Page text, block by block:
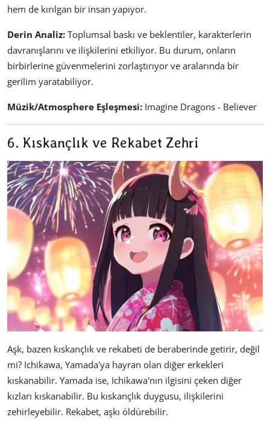
hem de kırılgan bir insan yapıyor.
Derin Analiz: Toplumsal baskı ve beklentiler, karakterlerin
davranışlarını ve ilişkilerini etkiliyor. Bu durum, onların
birbirlerine güvenmelerini zorlaştırıyor ve aralarında bir
gerilim yaratabiliyor.
Müzik/Atmosphere Eşleşmesi: Imagine Dragons - Believer
6. Kıskançlık ve Rekabet Zehri
Aşk, bazen kıskançlık ve rekabeti de beraberinde getirir, değil
mi? Ichikawa, Yamada'ya hayran olan diğer erkekleri
kıskanabilir. Yamada ise, Ichikawa'nın ilgisini çeken diğer
kızları kıskanabilir. Bu kıskançlık duygusu, ilişkilerini
zehirleyebilir. Rekabet, aşkı öldürebilir.